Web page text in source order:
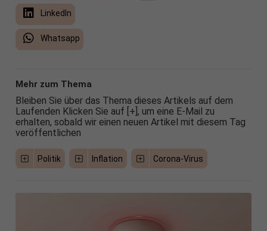
LinkedIn
Whatsapp
Mehr zum Thema
Bleiben Sie über das Thema dieses Artikels auf dem
Laufenden Klicken Sie auf [+], um eine E-Mail zu
erhalten, sobald wir einen neuen Artikel mit diesem Tag
veröffentlichen
Politik Inflation Corona-Virus